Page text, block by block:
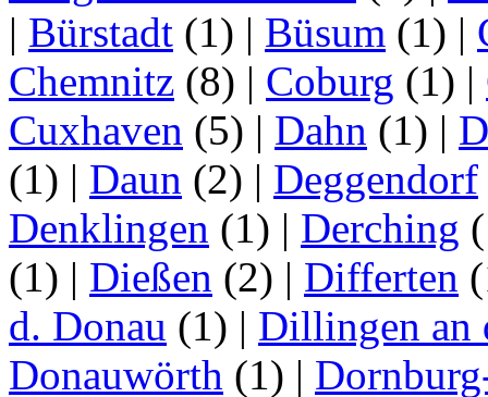
| Bürstadt (1) | Büsum (1) |
Chemnitz (8) | Coburg (1) |
Cuxhaven (5) | Dahn (1) |
(1) | Daun (2) | Deggendorf
Denklingen (1) | Derching
(1) | Dießen (2) | Differten
d. Donau (1) | Dillingen an
Donauwörth (1) |